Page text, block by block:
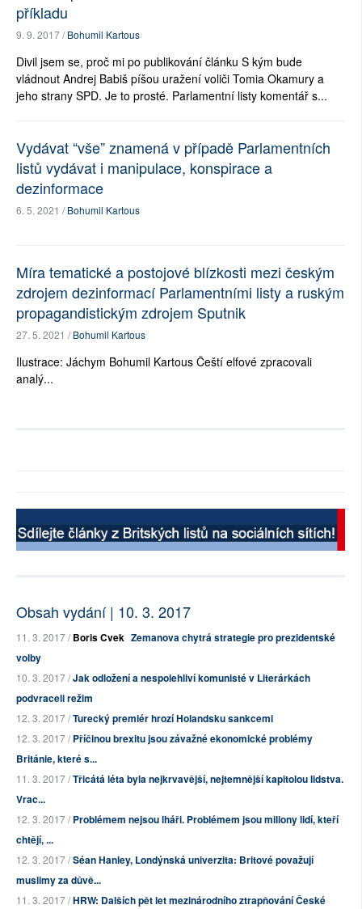
příkladu
9. 9. 2017 /Bohumil Kartous
Divil jsem se, proč mi po publikování článku S kým bude
vládnout Andrej Babiš píšou uražení voliči Tomia Okamury a
jeho strany SPD. Je to prosté. Parlamentní listy komentář s...
Vydávat “vše” znamená v případě Parlamentních
listů vydávat i manipulace, konspirace a
dezinformace
6. 5. 2021 /Bohumil Kartous
Míra tematické a postojové blízkosti mezi českým
zdrojem dezinformací Parlamentními listy a ruským
propagandistickým zdrojem Sputnik
27. 5. 2021 /Bohumil Kartous
Ilustrace: Jáchym Bohumil Kartous Čeští elfové zpracovali
analý...
Obsah vydání | 10. 3. 2017
11. 3. 2017 /Boris Cvek Zemanova chytrá strategie pro prezidentské
volby
10. 3. 2017 /Jak odložení a nespolehliví komunisté v Literárkách
podvraceli režim
12. 3. 2017 /Turecký premiér hrozí Holandsku sankcemi
12. 3. 2017 /Příčinou brexitu jsou závažné ekonomické problémy
Británie, které s...
11. 3. 2017 /Třicátá léta byla nejkrvavější, nejtemnější kapitolou lidstva.
Vrac...
12. 3. 2017 /Problémem nejsou lháři. Problémem jsou miliony lidí, kteří
chtějí, ...
12. 3. 2017 /Séan Hanley, Londýnská univerzita: Britové považují
muslimy za důvě...
11. 3. 2017 /HRW: Dalších pět let mezinárodního ztrapňování České